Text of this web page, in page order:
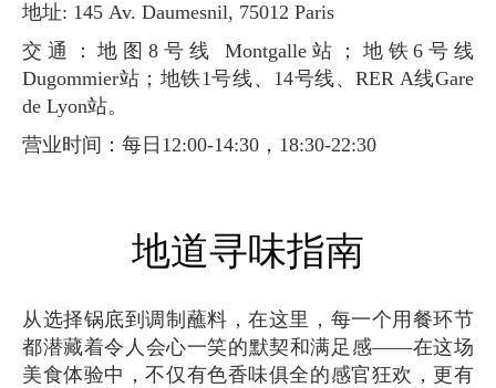
地址: 145 Av. Daumesnil, 75012 Paris
交通：地图8号线 Montgalle站；地铁6号线
Dugommier站；地铁1号线、14号线、RER A线Gare
de Lyon站。
营业时间：每日12:00-14:30，18:30-22:30
地道寻味指南
从选择锅底到调制蘸料，在这里，每一个用餐环节
都潜藏着令人会心一笑的默契和满足感——在这场
美食体验中，不仅有色香味俱全的感官狂欢，更有